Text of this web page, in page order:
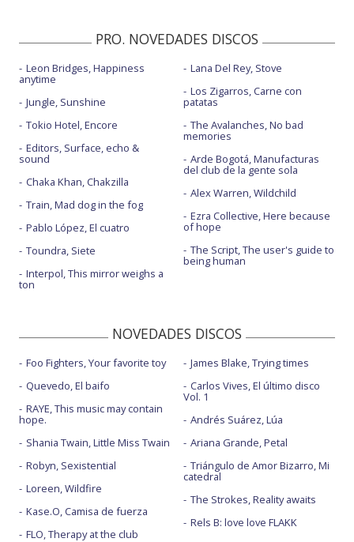
PRO. NOVEDADES DISCOS
Leon Bridges, Happiness
anytime
Jungle, Sunshine
Tokio Hotel, Encore
Editors, Surface, echo &
sound
Chaka Khan, Chakzilla
Train, Mad dog in the fog
Pablo López, El cuatro
Toundra, Siete
Interpol, This mirror weighs a
ton
Lana Del Rey, Stove
Los Zigarros, Carne con
patatas
The Avalanches, No bad
memories
Arde Bogotá, Manufacturas
del club de la gente sola
Alex Warren, Wildchild
Ezra Collective, Here because
of hope
The Script, The user's guide to
being human
NOVEDADES DISCOS
Foo Fighters, Your favorite toy
Quevedo, El baifo
RAYE, This music may contain
hope.
Shania Twain, Little Miss Twain
Robyn, Sexistential
Loreen, Wildfire
Kase.O, Camisa de fuerza
FLO, Therapy at the club
James Blake, Trying times
Carlos Vives, El último disco
Vol. 1
Andrés Suárez, Lúa
Ariana Grande, Petal
Triángulo de Amor Bizarro, Mi
catedral
The Strokes, Reality awaits
Rels B: love love FLAKK